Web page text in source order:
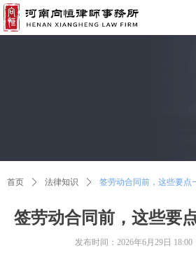
签劳动合同前，这些要
首页 ꄲ 法律知识 ꄲ 签劳动合同前，这些要点
发布时间： 2026年6月29日 18:00